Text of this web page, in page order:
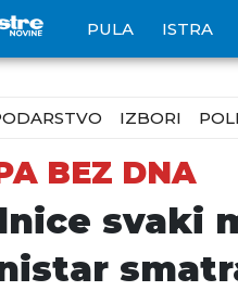
PULA ISTRA
IZBORI
BEZ DNA
svaki